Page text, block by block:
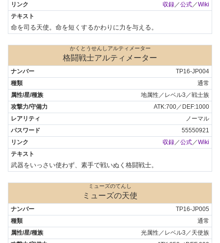
収録 ／公式 ／Wiki
命を司る天使。命を短くするかわりに力を与える。
かくとうせんしアルティメーター
格闘戦士アルティメーター
TP16-JP004
通常
地属性／レベル3／戦士族
ATK:700／DEF:1000
ノーマル
55550921
収録／公式／Wiki
武器をいっさい使わず、素手で戦いぬく格闘戦士。
ミューズのてんし
ミューズの天使
TP16-JP005
通常
光属性／レベル3／天使族